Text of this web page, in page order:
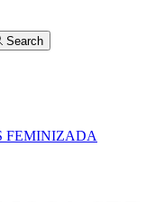
Search
FEMINIZADA